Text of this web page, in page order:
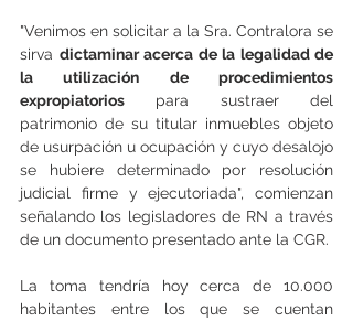
"Venimos en solicitar a la Sra. Contralora se
sirva dictaminar acerca de la legalidad de
la utilización de procedimientos
expropiatorios para sustraer del
patrimonio de su titular inmuebles objeto
de usurpación u ocupación y cuyo desalojo
se hubiere determinado por resolución
judicial firme y ejecutoriada", comienzan
señalando los legisladores de RN a través
de un documento presentado ante la CGR.
La toma tendría hoy cerca de 10.000
habitantes entre los que se cuentan